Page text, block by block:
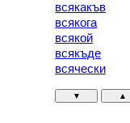
всякакъв
всякога
всякой
всякъде
всячески
▼ ▲